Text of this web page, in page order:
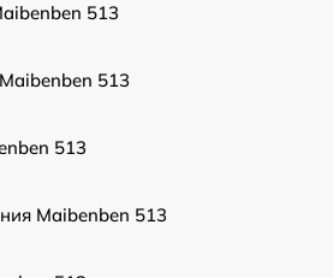
513
513
513
Maibenben 513